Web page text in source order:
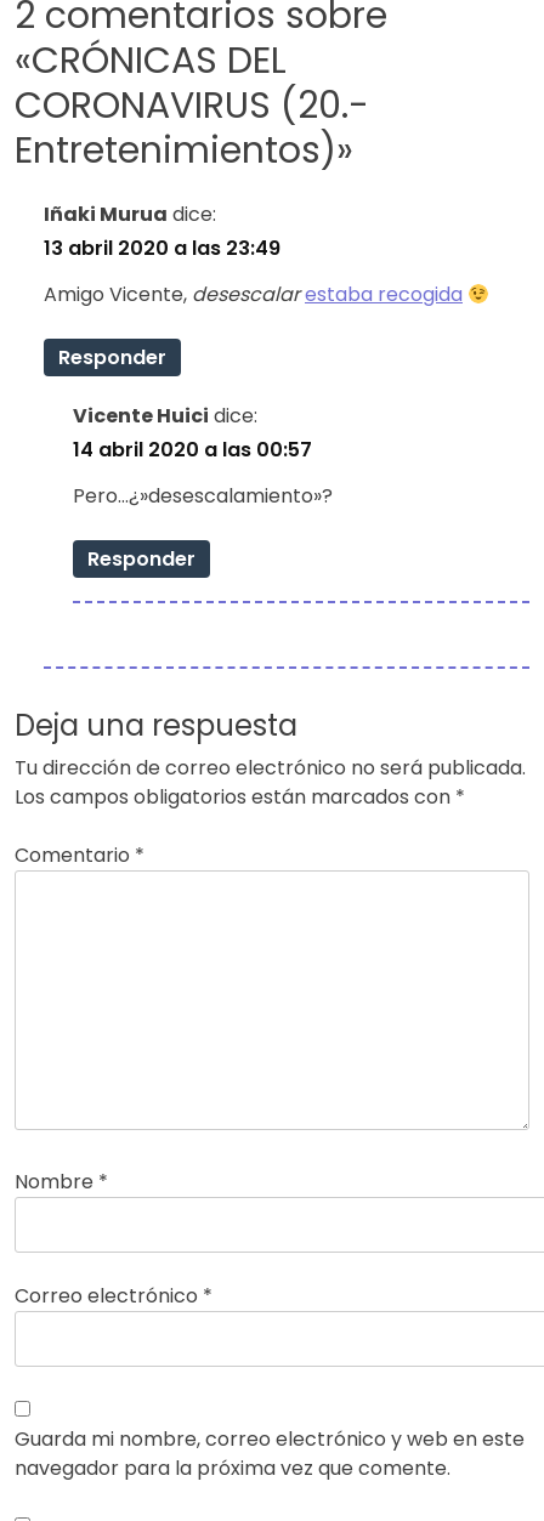
2 comentarios sobre
«CRÓNICAS DEL
CORONAVIRUS (20.-
Entretenimientos)»
Iñaki Murua dice:
13 abril 2020 a las 23:49
Amigo Vicente, desescalarestaba recogida
Responder
Vicente Huici dice:
14 abril 2020 a las 00:57
Pero…¿»desescalamiento»?
Responder
Deja una respuesta
Tu dirección de correo electrónico no será publicada.
Los campos obligatorios están marcados con *
Comentario *
Nombre *
Correo electrónico *
Guarda mi nombre, correo electrónico y web en este
navegador para la próxima vez que comente.